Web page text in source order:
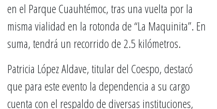
en el Parque Cuauhtémoc, tras una vuelta por la
misma vialidad en la rotonda de “La Maquinita”. En
suma, tendrá un recorrido de 2.5 kilómetros.
Patricia López Aldave, titular del Coespo, destacó
que para este evento la dependencia a su cargo
cuenta con el respaldo de diversas instituciones,